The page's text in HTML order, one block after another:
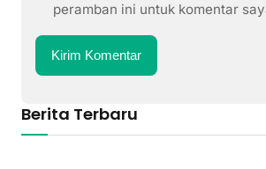
peramban ini untuk komentar
Berita Terbaru